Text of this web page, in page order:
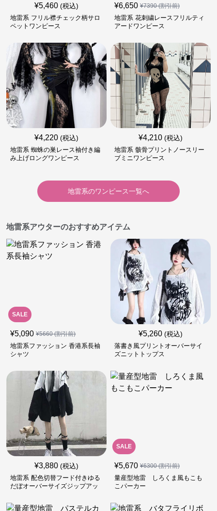
¥5,460 (税込)
地雷系 フリル襟チェック柄サロ
ペットワンピース
¥6,650 ¥7390(割引前)
地雷系 花刺繍レースフリルティ
アードワンピース
¥4,220 (税込)
地雷系 蜘蛛の巣レース袖付き編
み上げロングワンピース
¥4,210 (税込)
地雷系 骸骨プリントノースリー
ブミニワンピース
地雷系のワンピース一覧へ
地雷系アウターのおすすめアイテム
SALE
¥5,090 ¥5660(割引前)
地雷系ファッション 香港系長袖
シャツ
¥5,260 (税込)
落書き風プリントオーバーサイ
ズニットトップス
¥3,880 (税込)
地雷系 配色切替フード付きゆる
だぼオーバーサイズジップアッ
SALE
¥5,670 ¥6300(割引前)
量産型地雷 しろくま風もこも
こパーカー